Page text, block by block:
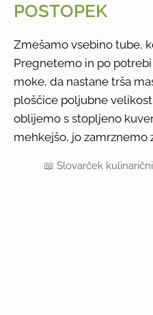
POSTOPEK
Zmešamo vsebino tube,
Pregnetemo in po
moke, da nastane trša
ploščice poljubne
oblijemo s stopljeno
mehkejšo, jo zamrznemo
📖Slovarček